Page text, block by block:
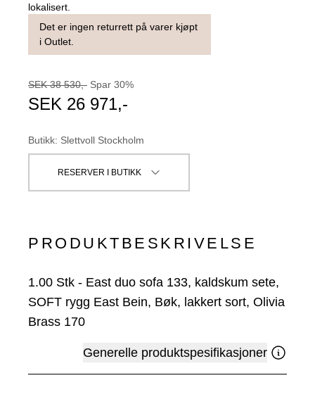
lokalisert.
Det er ingen returrett på varer kjøpt
i Outlet.
SEK 38 530,- Spar 30%
SEK 26 971,-
Butikk: Slettvoll Stockholm
RESERVER I BUTIKK
PRODUKTBESKRIVELSE
1.00 Stk - East duo sofa 133, kaldskum sete,
SOFT rygg East Bein, Bøk, lakkert sort, Olivia
Brass 170
Generelle produktspesifikasjoner